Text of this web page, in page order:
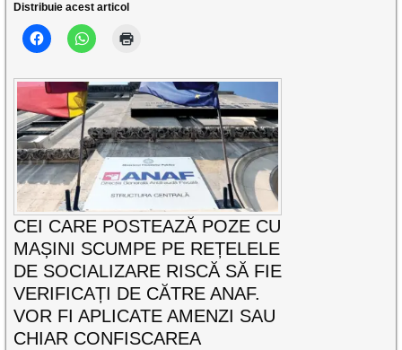
Distribuie acest articol
CEI CARE POSTEAZĂ POZE CU
MAȘINI SCUMPE PE REȚELELE
DE SOCIALIZARE RISCĂ SĂ FIE
VERIFICAȚI DE CĂTRE ANAF.
VOR FI APLICATE AMENZI SAU
CHIAR CONFISCAREA